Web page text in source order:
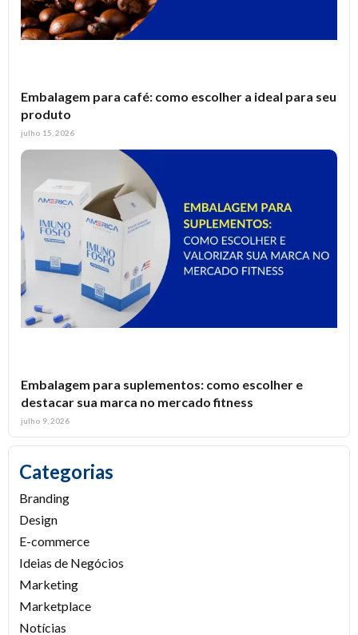
Embalagem para café: como escolher a ideal para seu
produto
julho 15, 2026
Embalagem para suplementos: como escolher e
destacar sua marca no mercado fitness
julho 9, 2026
Categorias
Branding
Design
E-commerce
Ideias de Negócios
Marketing
Marketplace
Notícias